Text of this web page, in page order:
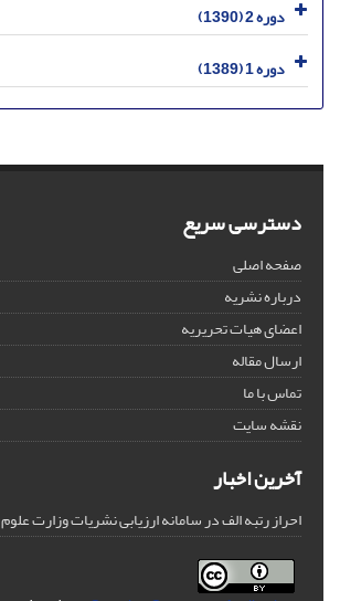
دوره 2 (1390)
دوره 1 (1389)
دسترسی سریع
صفحه اصلی
درباره نشریه
اعضای هیات تحریریه
ارسال مقاله
تماس با ما
نقشه سایت
آخرین اخبار
احراز رتبه الف در سامانه ارزیابی نشریات وزارت علوم